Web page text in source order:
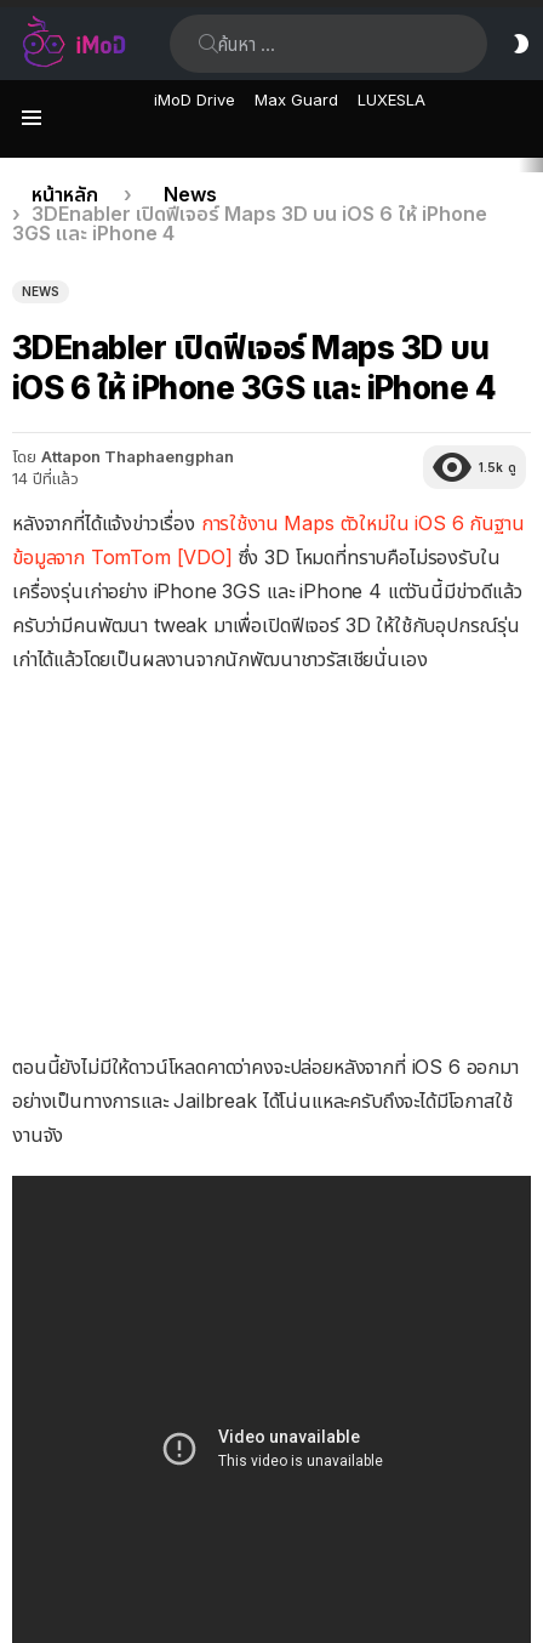
iMoD Drive Max Guard LUXESLA
เรื่อง
ล่าสุด
คุณอยู่ที่นี่:
หน้าหลัก
News
3DEnabler เปิดฟีเจอร์ Maps 3D บน iOS 6 ให้ iPhone
3GS และ iPhone 4
NEWS
3DEnabler เปิดฟีเจอร์ Maps 3D บน
iOS 6 ให้ iPhone 3GS และ iPhone 4
โดย Attapon Thaphaengphan
14 ปีที่แล้ว
1.5k ดู
หลังจากที่ได้แจ้งข่าวเรื่อง การใช้งาน Maps ตัวใหม่ใน iOS 6 กันฐาน
ข้อมูลจาก TomTom [VDO] ซึ่ง 3D โหมดที่ทราบคือไม่รองรับใน
เครื่องรุ่นเก่าอย่าง iPhone 3GS และ iPhone 4 แต่วันนี้มีข่าวดีแล้ว
ครับว่ามีคนพัฒนา tweak มาเพื่อเปิดฟีเจอร์ 3D ให้ใช้กับอุปกรณ์รุ่น
เก่าได้แล้วโดยเป็นผลงานจากนักพัฒนาชาวรัสเชียนั่นเอง
ตอนนี้ยังไม่มีให้ดาวน์โหลดคาดว่าคงจะปล่อยหลังจากที่ iOS 6 ออกมา
อย่างเป็นทางการและ Jailbreak ได้โน่นแหละครับถึงจะได้มีโอกาสใช้
งานจัง